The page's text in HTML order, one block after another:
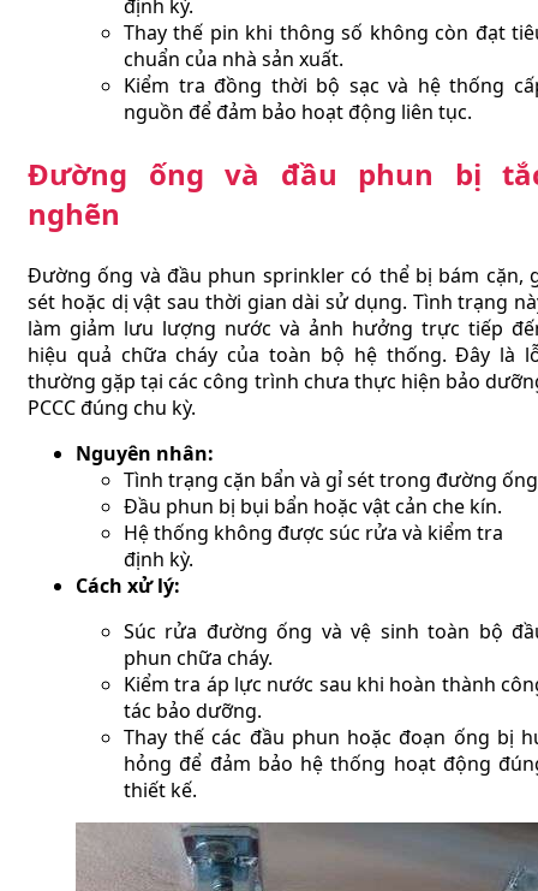
định kỳ.
Thay thế pin khi thông số không còn đạt
chuẩn của nhà sản xuất.
Kiểm tra đồng thời bộ sạc và hệ thống
nguồn để đảm bảo hoạt động liên tục.
Đường ống và đầu phun bị
nghẽn
Đường ống và đầu phun sprinkler có thể bị bám cặn,
sét hoặc dị vật sau thời gian dài sử dụng. Tình trạng
làm giảm lưu lượng nước và ảnh hưởng trực tiếp
hiệu quả chữa cháy của toàn bộ hệ thống. Đây là
thường gặp tại các công trình chưa thực hiện bảo
PCCC đúng chu kỳ.
Nguyên nhân:
Tình trạng cặn bẩn và gỉ sét trong đường
Đầu phun bị bụi bẩn hoặc vật cản che kín.
Hệ thống không được súc rửa và kiểm tra
định kỳ.
Cách xử lý:
Súc rửa đường ống và vệ sinh toàn bộ
phun chữa cháy.
Kiểm tra áp lực nước sau khi hoàn thành
tác bảo dưỡng.
Thay thế các đầu phun hoặc đoạn ống bị
hỏng để đảm bảo hệ thống hoạt động
thiết kế.